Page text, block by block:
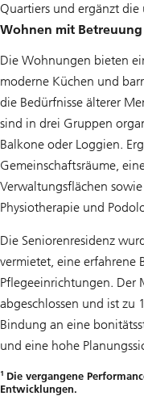
Quartiers und ergänzt
Wohnen mit
Die Wohnungen bieten
moderne Küchen und
die Bedürfnisse älterer
sind in drei Gruppen
Balkone oder Loggien.
Gemeinschaftsräume,
Verwaltungsflächen
Physiotherapie und
Die Seniorenresidenz
vermietet, eine erfahrene
Pflegeeinrichtungen. Der
abgeschlossen und ist zu
Bindung an eine
und eine hohe
1 Die vergangene
Entwicklungen.